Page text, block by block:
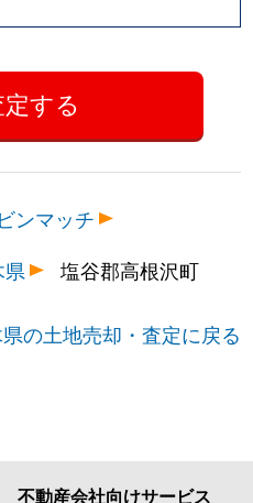
ンマッチ
塩谷郡高根沢町
の土地売却・査定に戻る
不動産会社向けサービス